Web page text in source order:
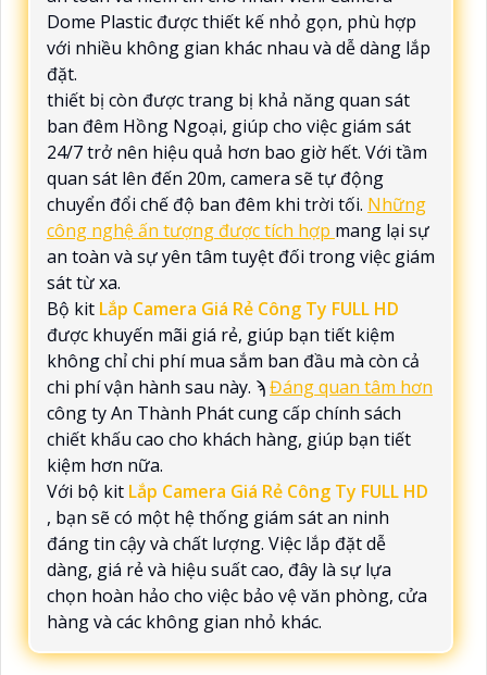
Dome Plastic được thiết kế nhỏ gọn, phù hợp
với nhiều không gian khác nhau và dễ dàng lắp
đặt.
thiết bị còn được trang bị khả năng quan sát
ban đêm Hồng Ngoại, giúp cho việc giám sát
24/7 trở nên hiệu quả hơn bao giờ hết. Với tầm
quan sát lên đến 20m, camera sẽ tự động
chuyển đổi chế độ ban đêm khi trời tối. Những
công nghệ ấn tượng được tích hợp mang lại sự
an toàn và sự yên tâm tuyệt đối trong việc giám
sát từ xa.
Bộ kit Lắp Camera Giá Rẻ Công Ty FULL HD
được khuyến mãi giá rẻ, giúp bạn tiết kiệm
không chỉ chi phí mua sắm ban đầu mà còn cả
chi phí vận hành sau này. ϡĐáng quan tâm hơn
công ty An Thành Phát cung cấp chính sách
chiết khấu cao cho khách hàng, giúp bạn tiết
kiệm hơn nữa.
Với bộ kit Lắp Camera Giá Rẻ Công Ty FULL HD
, bạn sẽ có một hệ thống giám sát an ninh
đáng tin cậy và chất lượng. Việc lắp đặt dễ
dàng, giá rẻ và hiệu suất cao, đây là sự lựa
chọn hoàn hảo cho việc bảo vệ văn phòng, cửa
hàng và các không gian nhỏ khác.